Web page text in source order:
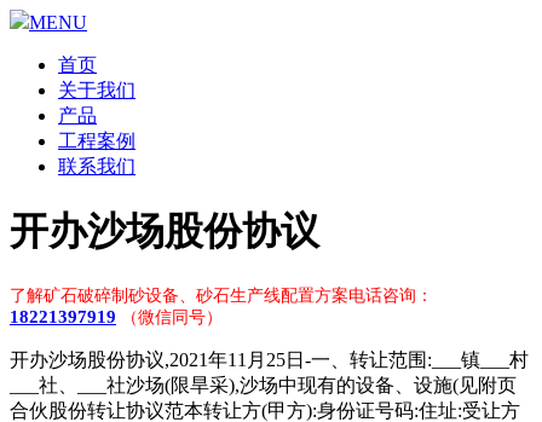
MENU
首页
关于我们
产品
工程案例
联系我们
开办沙场股份协议
了解矿石破碎制砂设备、砂石生产线配置方案电话咨询：
18221397919 （微信同号）
开办沙场股份协议,2021年11月25日-一、转让范围:___镇___村
___社、___社沙场(限旱采),沙场中现有的设备、设施(见附页
合伙股份转让协议范本转让方(甲方):身份证号码:住址:受让方